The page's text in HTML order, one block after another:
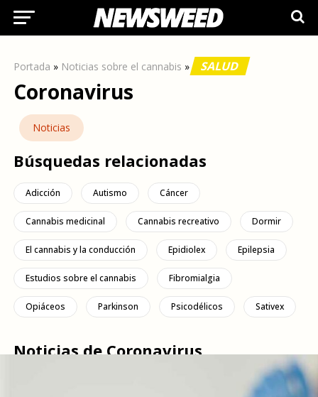
Portada » Noticias sobre el cannabis » SALUD
Coronavirus
Noticias
Búsquedas relacionadas
Adicción Autismo Cáncer
Cannabis medicinal Cannabis recreativo Dormir
El cannabis y la conducción Epidiolex Epilepsia
Estudios sobre el cannabis Fibromialgia
Opiáceos Parkinson Psicodélicos Sativex
Noticias de Coronavirus